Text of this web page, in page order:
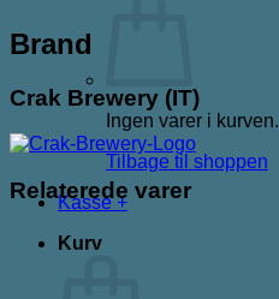
Ingen varer i kurven.
Tilbage til shoppen
Kasse +
Kurv
Brand
Crak Brewery (IT)
Relaterede varer